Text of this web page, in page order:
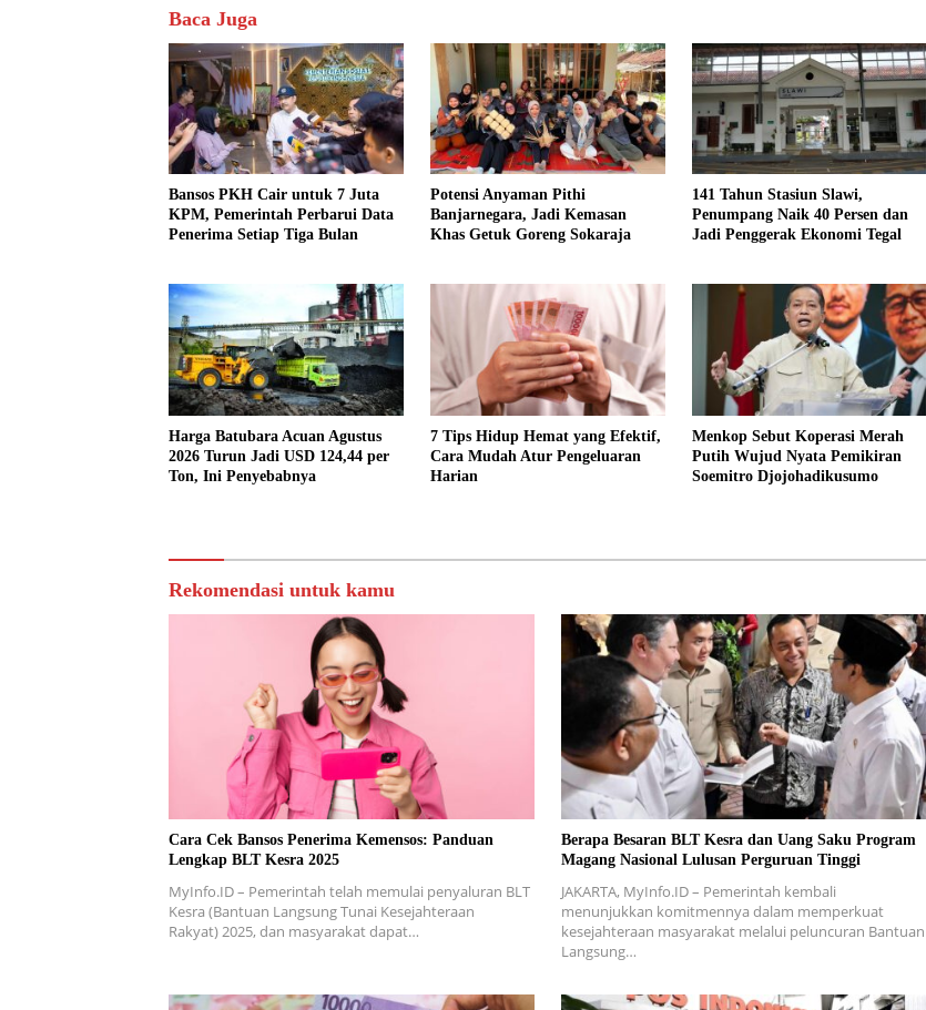
Baca Juga
Bansos PKH Cair untuk 7 Juta
KPM, Pemerintah Perbarui Data
Penerima Setiap Tiga Bulan
Potensi Anyaman Pithi
Banjarnegara, Jadi Kemasan
Khas Getuk Goreng Sokaraja
141 Tahun Stasiun Slawi,
Penumpang Naik 40 Persen dan
Jadi Penggerak Ekonomi Tegal
Harga Batubara Acuan Agustus
2026 Turun Jadi USD 124,44 per
Ton, Ini Penyebabnya
7 Tips Hidup Hemat yang Efektif,
Cara Mudah Atur Pengeluaran
Harian
Menkop Sebut Koperasi Merah
Putih Wujud Nyata Pemikiran
Soemitro Djojohadikusumo
Rekomendasi untuk kamu
Cara Cek Bansos Penerima Kemensos: Panduan
Lengkap BLT Kesra 2025
MyInfo.ID – Pemerintah telah memulai penyaluran BLT
Kesra (Bantuan Langsung Tunai Kesejahteraan
Rakyat) 2025, dan masyarakat dapat…
Berapa Besaran BLT Kesra dan Uang Saku Program
Magang Nasional Lulusan Perguruan Tinggi
JAKARTA, MyInfo.ID – Pemerintah kembali
menunjukkan komitmennya dalam memperkuat
kesejahteraan masyarakat melalui peluncuran Bantuan
Langsung…